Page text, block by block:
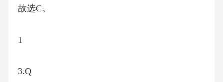
故选C。
1
3.Q